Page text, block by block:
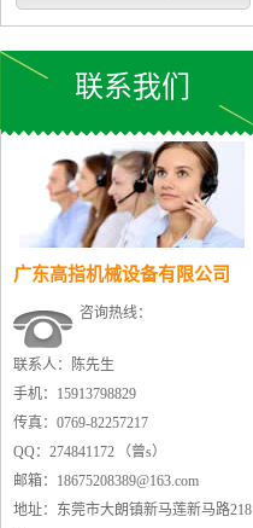
联系我们
广东高指机械设备有限公司
咨询热线：
联系人：陈先生
手机：15913798829
传真：0769-82257217
QQ：274841172 （曾s）
邮箱：18675208389@163.com
地址：东莞市大朗镇新马莲新马路218